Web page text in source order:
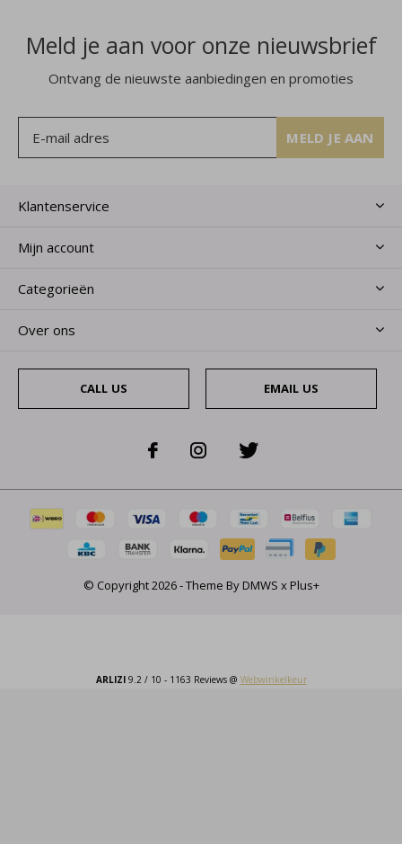
Meld je aan voor onze nieuwsbrief
Ontvang de nieuwste aanbiedingen en promoties
MELD JE AAN
Klantenservice
Mijn account
Categorieën
Over ons
CALL US EMAIL US
© Copyright2026- Theme ByDMWS xPlus+
ARLIZI9.2/ 10 - 1163 Reviews @ Webwinkelkeur